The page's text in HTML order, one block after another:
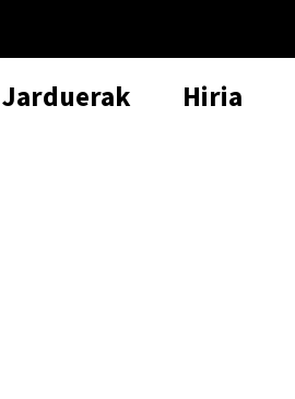
Jarduerak Hiria